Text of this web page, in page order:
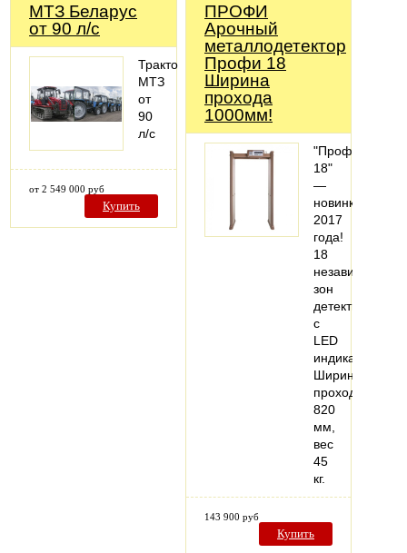
МТЗ Беларус
от 90 л/с
Трактор
МТЗ
от
90
л/с
от 2 549 000 руб
Купить
ПРОФИ
Арочный
металлодетектор
Профи 18
Ширина
прохода
1000мм!
"Профи
18"
—
новинка
2017
года!
18
независимых
зон
с
LED
индикацией.
Ширина
прохода
820
мм,
вес
45
кг.
143 900 руб
Купить